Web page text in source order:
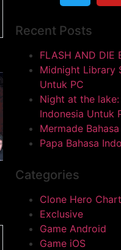
Recent Posts
FLASH AND DIE
Midnight Library
Untuk PC
Night at the lake:
Indonesia Untuk
Mermade
Papa Bahasa
Categories
Clone Hero Chart
Exclusive
Game Android
Game iOS